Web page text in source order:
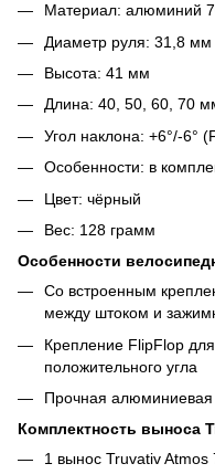
Материал: алюминий
Диаметр руля: 31,8 мм
Высота: 41 мм
Длина: 40, 50, 60, 70
Угол наклона: +6°/-6°
Особенности: в
Цвет: чёрный
Вес: 128 грамм
Особенности
Со встроенным
между штоком и
Крепление FlipFlop
положительного угла
Прочная алюминиевая
Комплектность выноса
1 вынос Truvativ Atmos